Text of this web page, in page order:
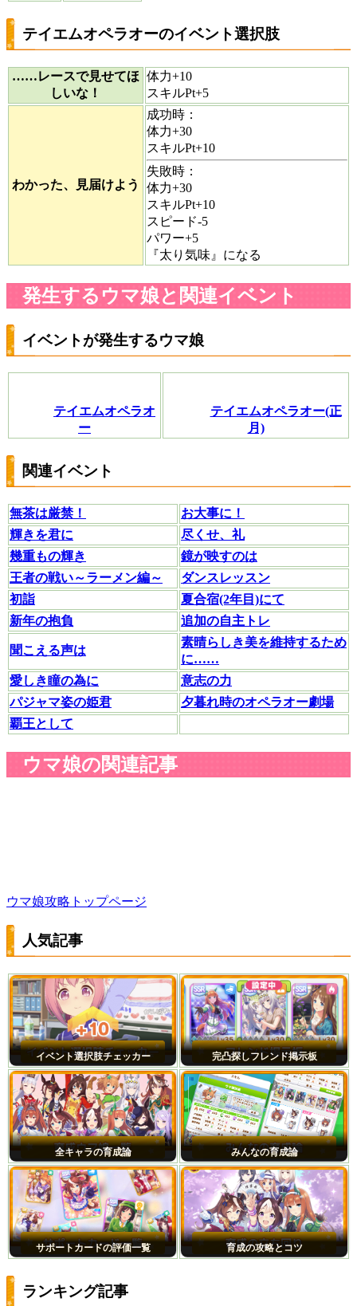
テイエムオペラオーのイベント選択肢
……レースで見せてほ
しいな！
体力+10
スキルPt+5
わかった、見届けよう
成功時：
体力+30
スキルPt+10
失敗時：
体力+30
スキルPt+10
スピード-5
パワー+5
『太り気味』になる
発生するウマ娘と関連イベント
イベントが発生するウマ娘
テイエムオペラオ
ー
テイエムオペラオー(正
月)
関連イベント
無茶は厳禁！
お大事に！
輝きを君に
尽くせ、礼
幾重もの輝き
鏡が映すのは
王者の戦い～ラーメン編～
ダンスレッスン
初詣
夏合宿(2年目)にて
新年の抱負
追加の自主トレ
聞こえる声は
素晴らしき美を維持するため
に……
愛しき瞳の為に
意志の力
パジャマ姿の姫君
夕暮れ時のオペラオー劇場
覇王として
ウマ娘の関連記事
ウマ娘攻略トップページ
人気記事
イベント選択肢チェッカー 完凸探しフレンド掲示板
全キャラの育成論 みんなの育成論
サポートカードの評価一覧 育成の攻略とコツ
ランキング記事